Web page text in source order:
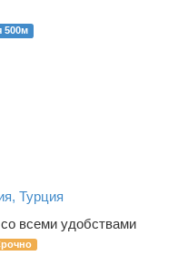
500м
Турция
всеми удобствами